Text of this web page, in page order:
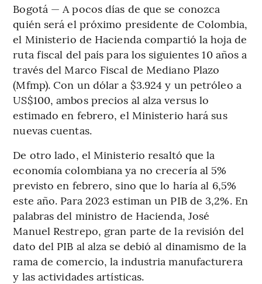
Bogotá — A pocos días de que se conozca
quién será el próximo presidente de Colombia,
el Ministerio de Hacienda compartió la hoja de
ruta fiscal del país para los siguientes 10 años a
través del Marco Fiscal de Mediano Plazo
(Mfmp). Con un dólar a $3.924 y un petróleo a
US$100, ambos precios al alza versus lo
estimado en febrero, el Ministerio hará sus
nuevas cuentas.
De otro lado, el Ministerio resaltó que la
economía colombiana ya no crecería al 5%
previsto en febrero, sino que lo haría al 6,5%
este año. Para 2023 estiman un PIB de 3,2%. En
palabras del ministro de Hacienda, José
Manuel Restrepo, gran parte de la revisión del
dato del PIB al alza se debió al dinamismo de la
rama de comercio, la industria manufacturera
y las actividades artísticas.